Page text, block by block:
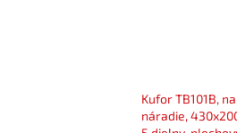
Kufor TB101B, na
náradie,